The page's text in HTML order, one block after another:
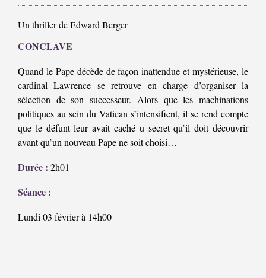
Un thriller de Edward Berger
CONCLAVE
Quand le Pape décède de façon inattendue et mystérieuse, le
cardinal Lawrence se retrouve en charge d’organiser la
sélection de son successeur. Alors que les machinations
politiques au sein du Vatican s’intensifient, il se rend compte
que le défunt leur avait caché u secret qu’il doit découvrir
avant qu’un nouveau Pape ne soit choisi…
Durée : 2h01
Séance :
Lundi 03 février à 14h00